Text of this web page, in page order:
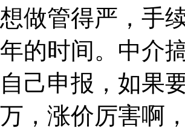
想做管得严，手
年的时间。中介
自己申报，如果
万，涨价厉害啊